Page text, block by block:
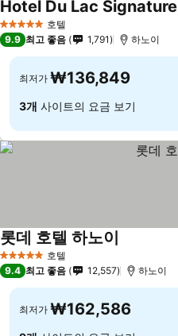
5 성급 호텔
Hotel Du Lac Signature
9.9 최고 좋음 1,791 하노이
최저가 ₩136,849
3개 사이트의 요금 보기
5 성급 호텔
롯데 호텔 하노이
9.4 최고 좋음 12,557 하노이
최저가 ₩162,586